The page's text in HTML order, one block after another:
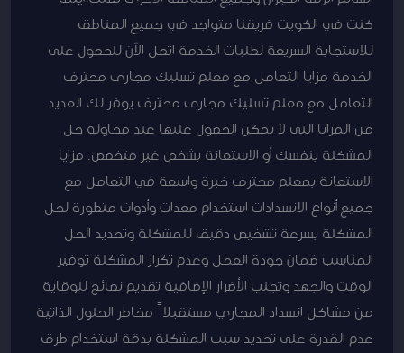
كنت في الكويت فريقنا متواجد في جميع المناطق
للاستجابة السريعة لطلبات الخدمة اتصل الآن للحصول على
الخدمة مزايا التعامل مع معلم تسليك مجارى محترف
التعامل مع معلم تسليك مجارى محترف يوفر لك العديد
من المزايا التي لا يمكن الحصول عليها عند محاولة حل
المشكلة بنفسك أو الاستعانة بشخص غير متخصص: مزايا
الاستعانة بمعلم محترف خبرة واسعة في التعامل مع
جميع أنواع الانسدادات استخدام معدات وأدوات متطورة لحل
المشكلة بسرعة تشخيص دقيق للمشكلة وتحديد الحل
المناسب ضمان جودة العمل وعدم تكرار المشكلة توفير
الوقت والجهد وتجنب الأضرار الإضافية تقديم نصائح للوقاية
من مشاكل انسداد المجاري مستقبلاً مخاطر الحلول الذاتية
عدم القدرة على تحديد سبب المشكلة بدقة استخدام طرق